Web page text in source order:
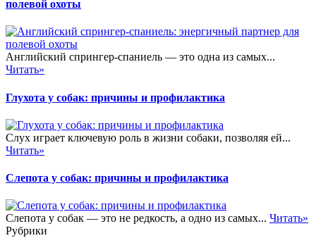
полевой охоты
Английский спрингер-спаниель — это одна из самых...
Читать»
Глухота у собак: причины и профилактика
Слух играет ключевую роль в жизни собаки, позволяя ей...
Читать»
Слепота у собак: причины и профилактика
Слепота у собак — это не редкость, а одно из самых... Читать»
Рубрики